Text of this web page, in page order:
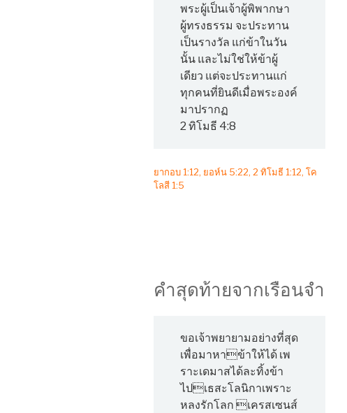
พระผู้เป็นเจ้าผู้พิพากษา
ผู้ทรงธรรม จะประทาน
เป็นรางวัล แก่ข้าในวัน
นั้น และไม่ใช่ให้ข้าผู้
เดียว แต่จะประทานแก่
ทุกคนที่ยินดีเมื่อพระองค์
มาปรากฏ
2 ทิโมธี 4:8
ยากอบ 1:12, ยอห์น 5:22, 2 ทิโมธี 1:12, โค
โลสี 1:5
คำสุดท้ายจากเรือนจำ
ขอเจ้าพยายามอย่างที่สุด
เพื่อมาหาข้าให้ได้ เพ
ราะเดมาสได้ละทิ้งข้า
ไปเธสะโลนิกาเพราะ
หลงรักโลก เครสเซนส์